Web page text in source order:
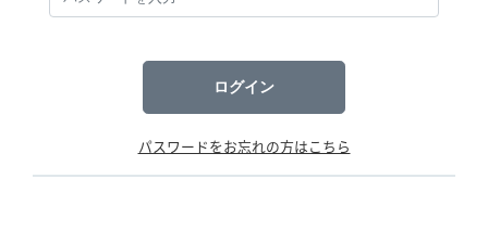
ログイン
パスワードをお忘れの方はこちら